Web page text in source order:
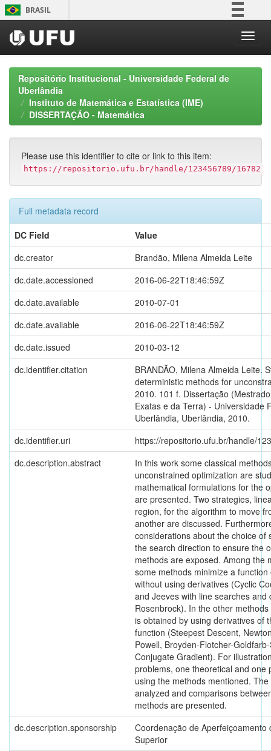
Skip
navigation
BRASIL
Participe
Acesso à informação
Legislação
Repositório Institucional - Universidade Federal de
Uberlândia
Instituto de Matemática e Estatística (IME)
DISSERTAÇÃO - Matemática
Please use this identifier to cite or link to this item:
https://repositorio.ufu.br/handle/123456789/16782
Full metadata record
DC Field
Value
dc.creator
Brandão, Milena Almeida Leite
dc.date.accessioned
2016-06-22T18:46:59Z
dc.date.available
2010-07-01
dc.date.available
2016-06-22T18:46:59Z
dc.date.issued
2010-03-12
dc.identifier.citation
BRANDÃO, Milena Almeida Leite.
deterministic methods for
2010. 101 f. Dissertação
Exatas e da Terra) - Universidade
Uberlândia, Uberlândia, 2010.
dc.identifier.uri
https://repositorio.ufu.br/handle/
dc.description.abstract
In this work some classical
unconstrained optimization are
mathematical formulations for the
are presented. Two strategies,
region, for the algorithm to move
another are discussed.
considerations about the choice of
the search direction to ensure the
methods are exposed. Among the
some methods minimize a
without using derivatives (Cyclic
and Jeeves with line searches and
Rosenbrock). In the other
is obtained by using derivatives of
function (Steepest Descent,
Powell, Broyden-Flotcher-
Conjugate Gradient). For
problems, one theoretical and one
using the methods mentioned.
analyzed and comparisons
methods are presented.
dc.description.sponsorship
Coordenação de Aperfeiçoamento
Superior